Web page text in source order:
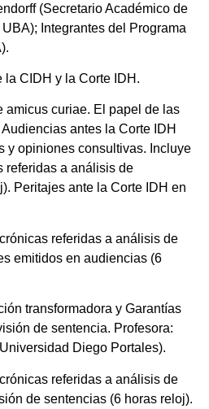
(Secretario Académico de
Integrantes del Programa
la CIDH y la Corte IDH.
amicus curiae. El papel de las
antes la Corte IDH
y opiniones consultivas. Incluye
referidas a análisis de
Peritajes ante la Corte IDH en
referidas a análisis de
emitidos en audiencias (6
transformadora y Garantías
de sentencia. Profesora:
Diego Portales).
referidas a análisis de
de sentencias (6 horas reloj).